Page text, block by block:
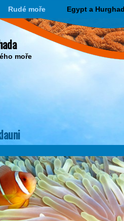
Rudé moře Egypt a
moře